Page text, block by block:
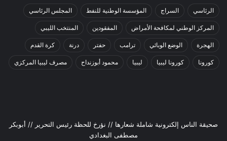
الرئاسي السراج المؤسسة الوطنية للنفط المجلس الرئاسي
المركز الوطني لمكافحة الأمراض المفقودين المنتخب الليبي
الهجرة الوضع الوبائي ترامب حفتر درنة كرة القدم
كورونا كورونا ليبيا ليبيا محمود أبوزنداح مصرف ليبيا المركزي
صحيقة الناس إلكترونية شاملة شعارها // نؤرخ للحظة رئيس التحرير // أبوبكر
مصطفى البغدادي